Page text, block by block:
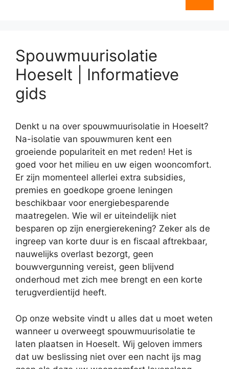
Spouwmuurisolatie
Hoeselt | Informatieve
gids
Denkt u na over spouwmuurisolatie in Hoeselt?
Na-isolatie van spouwmuren kent een
groeiende populariteit en met reden! Het is
goed voor het milieu en uw eigen wooncomfort.
Er zijn momenteel allerlei extra subsidies,
premies en goedkope groene leningen
beschikbaar voor energiebesparende
maatregelen. Wie wil er uiteindelijk niet
besparen op zijn energierekening? Zeker als de
ingreep van korte duur is en fiscaal aftrekbaar,
nauwelijks overlast bezorgt, geen
bouwvergunning vereist, geen blijvend
onderhoud met zich mee brengt en een korte
terugverdientijd heeft.
Op onze website vindt u alles dat u moet weten
wanneer u overweegt spouwmuurisolatie te
laten plaatsen in Hoeselt. Wij geloven immers
dat uw beslissing niet over een nacht ijs mag